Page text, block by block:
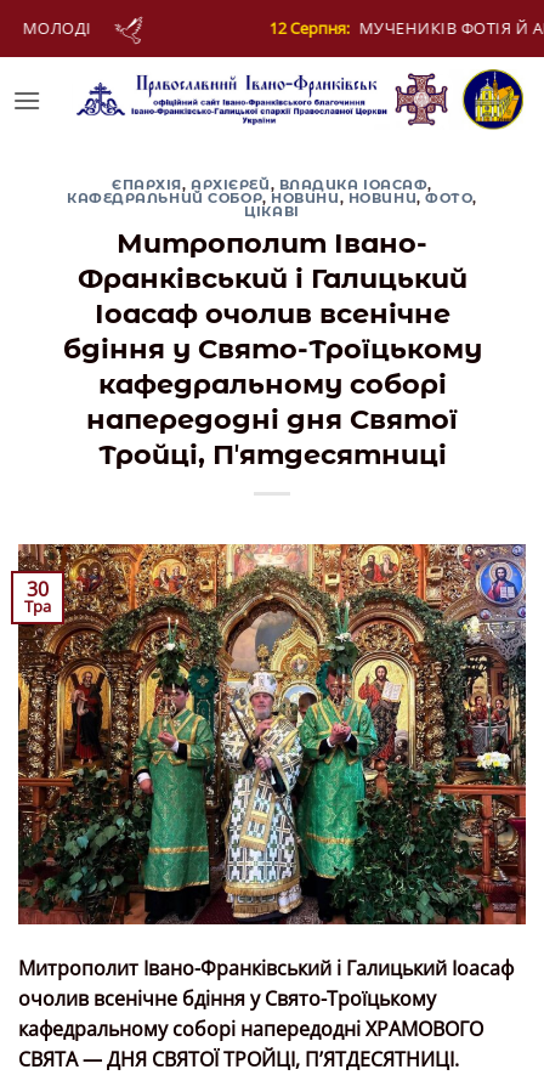
МУЧЕНИКІВ ФОТІЯ Й АНКИТИ ТА БАГАТЬОХ ІЗ НИМИ
ЄПАРХІЯ, АРХІЄРЕЙ, ВЛАДИКА ІОАСАФ,
КАФЕДРАЛЬНИЙ СОБОР, НОВИНИ, НОВИНИ,ФОТО,
ЦІКАВІ
Митрополит Івано-
Франківський і Галицький
Іоасаф очолив всенічне
бдіння у Свято-Троїцькому
кафедральному соборі
напередодні дня Святої
Тройці, Пʼятдесятниці
30
Тра
Митрополит Івано-Франківський і Галицький Іоасаф
очолив всенічне бдіння у Свято-Троїцькому
кафедральному соборі напередодні ХРАМОВОГО
СВЯТА — ДНЯ СВЯТОЇ ТРОЙЦІ, ПʼЯТДЕСЯТНИЦІ.